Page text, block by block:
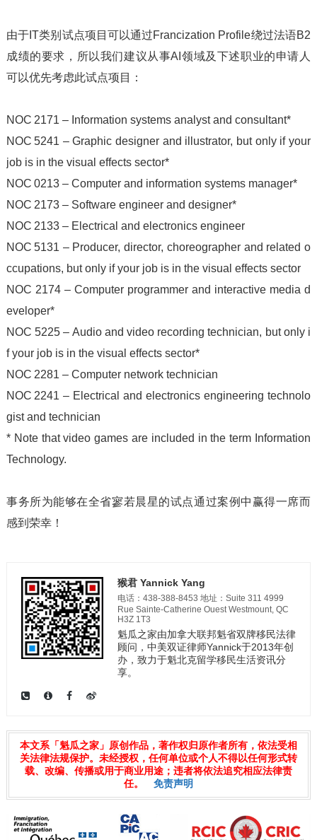
由于IT类别试点项目可以通过Francization Profile绕过法语B2
成绩的要求，所以我们建议从事AI领域及下述职业的申请人
可以优先考虑此试点项目：
NOC 2171 – Information systems analyst and consultant*
NOC 5241 – Graphic designer and illustrator, but only if your
job is in the visual effects sector*
NOC 0213 – Computer and information systems manager*
NOC 2173 – Software engineer and designer*
NOC 2133 – Electrical and electronics engineer
NOC 5131 – Producer, director, choreographer and related o
ccupations, but only if your job is in the visual effects sector
NOC 2174 – Computer programmer and interactive media d
eveloper*
NOC 5225 – Audio and video recording technician, but only i
f your job is in the visual effects sector*
NOC 2281 – Computer network technician
NOC 2241 – Electrical and electronics engineering technolo
gist and technician
* Note that video games are included in the term Information
Technology.
事务所为能够在全省寥若晨星的试点通过案例中赢得一席而
感到荣幸！
猴君 Yannick Yang
电话：438-388-8453 地址：Suite 311 4999
Rue Sainte-Catherine Ouest Westmount, QC
H3Z 1T3
魁瓜之家由加拿大联邦魁省双牌移民法律
顾问，中美双证律师Yannick于2013年创
办，致力于魁北克留学移民生活资讯分
享。
本文系「魁瓜之家」原创作品，著作权归原作者所有，依法受相
关法律法规保护。未经授权，任何单位或个人不得以任何形式转
载、改编、传播或用于商业用途；违者将依法追究相应法律责
任。
免责声明